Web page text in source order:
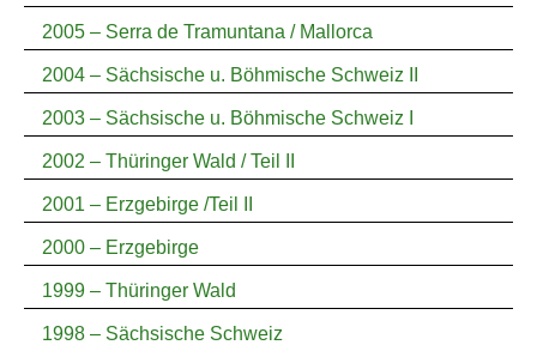
2005 – Serra de Tramuntana / Mallorca
2004 – Sächsische u. Böhmische Schweiz II
2003 – Sächsische u. Böhmische Schweiz I
2002 – Thüringer Wald / Teil II
2001 – Erzgebirge /Teil II
2000 – Erzgebirge
1999 – Thüringer Wald
1998 – Sächsische Schweiz